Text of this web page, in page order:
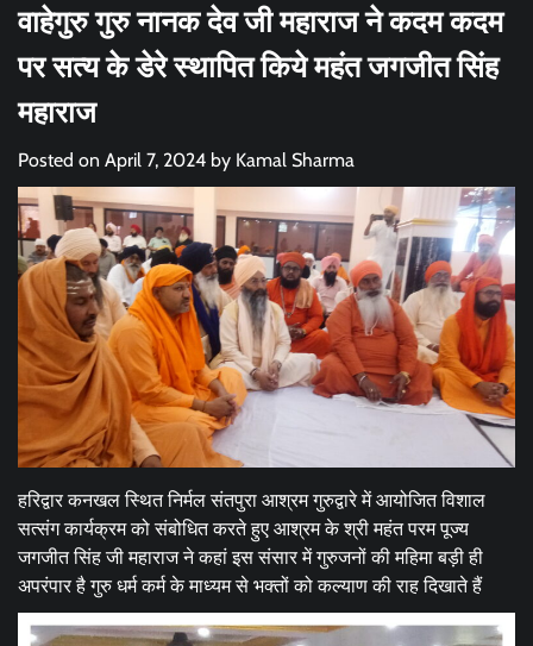
वाहेगुरु गुरु नानक देव जी महाराज ने कदम कदम
पर सत्य के डेरे स्थापित किये महंत जगजीत सिंह
महाराज
Posted on April 7, 2024 by Kamal Sharma
हरिद्वार कनखल स्थित निर्मल संतपुरा आश्रम गुरुद्वारे में आयोजित विशाल
सत्संग कार्यक्रम को संबोधित करते हुए आश्रम के श्री महंत परम पूज्य
जगजीत सिंह जी महाराज ने कहां इस संसार में गुरुजनों की महिमा बड़ी ही
अपरंपार है गुरु धर्म कर्म के माध्यम से भक्तों को कल्याण की राह दिखाते हैं